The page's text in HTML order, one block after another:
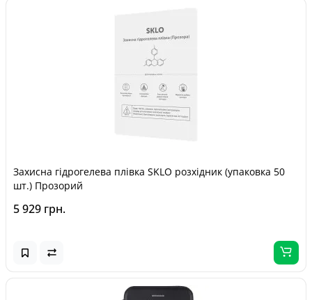
Захисна гідрогелева плівка SKLO розхідник (упаковка 50
шт.) Прозорий
5 929 грн.